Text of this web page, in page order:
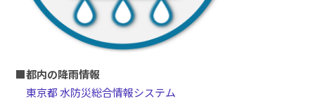
■都内の降雨情報
東京都 水防災総合情報システム